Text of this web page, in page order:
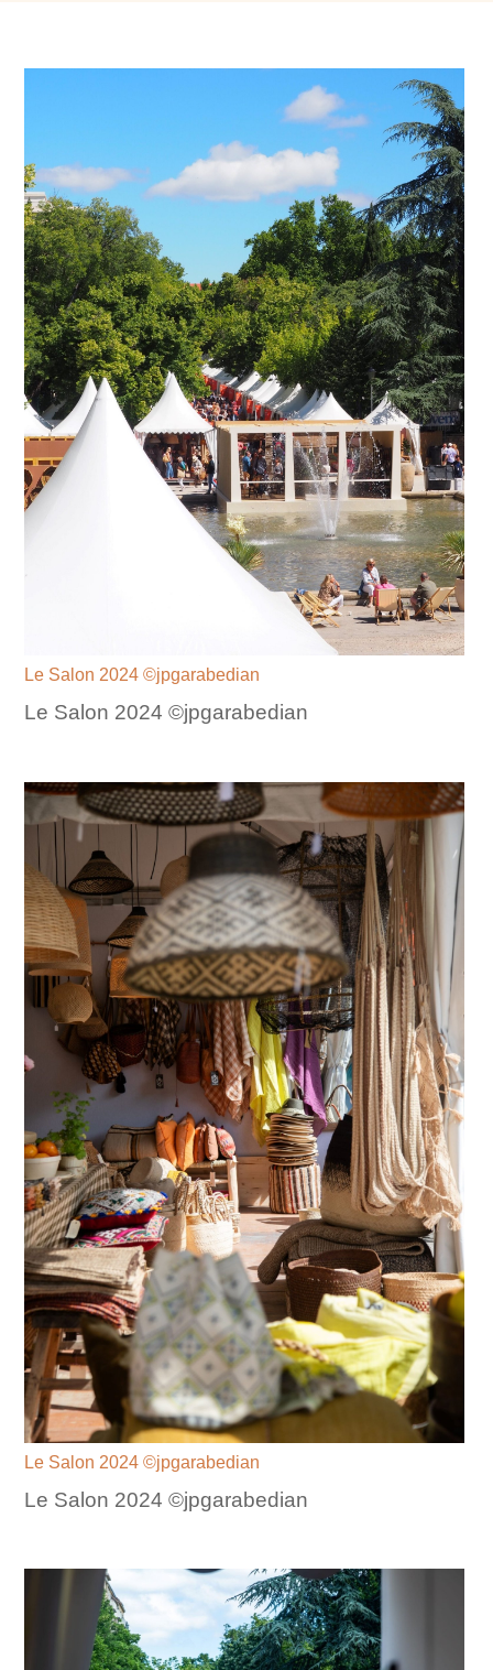
Le Salon 2024 ©jpgarabedian
Le Salon 2024 ©jpgarabedian
Le Salon 2024 ©jpgarabedian
Le Salon 2024 ©jpgarabedian